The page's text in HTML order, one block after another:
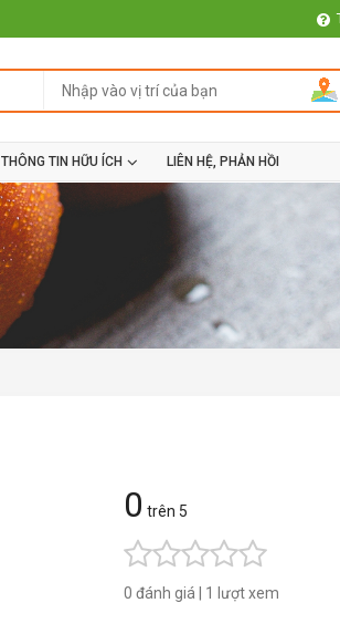
THÔNG TIN HỮU ÍCH LIÊN HỆ, PHẢN HỒI
0 trên 5
0 đánh giá 1 lượt xem